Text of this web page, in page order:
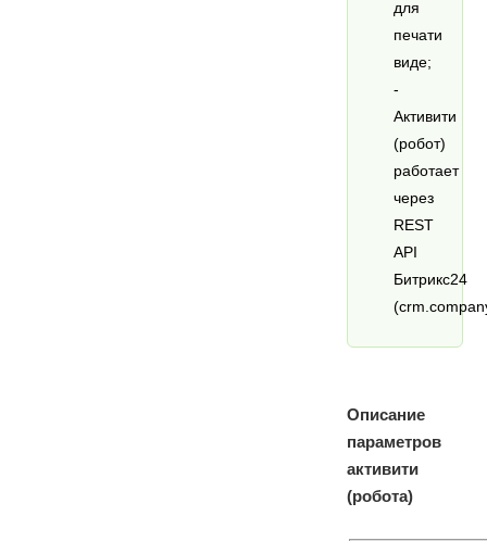
для
печати
виде;
-
Активити
(робот)
работает
через
REST
API
Битрикс24
Описание
параметров
активити
(робота)